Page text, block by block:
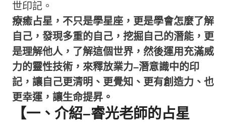
世印記。
療癒占星，不只是學星座，更是學會怎麼了解
自己，發現多重的自己，挖掘自己的潛能，更
是理解他人，了解這個世界，然後運用充滿威
力的靈性技術，來釋放業力–潛意識中的印
記，讓自己更清明、更覺知、更有創造力、也
更幸運，讓生命提昇。
【一、介紹–睿光老師的占星